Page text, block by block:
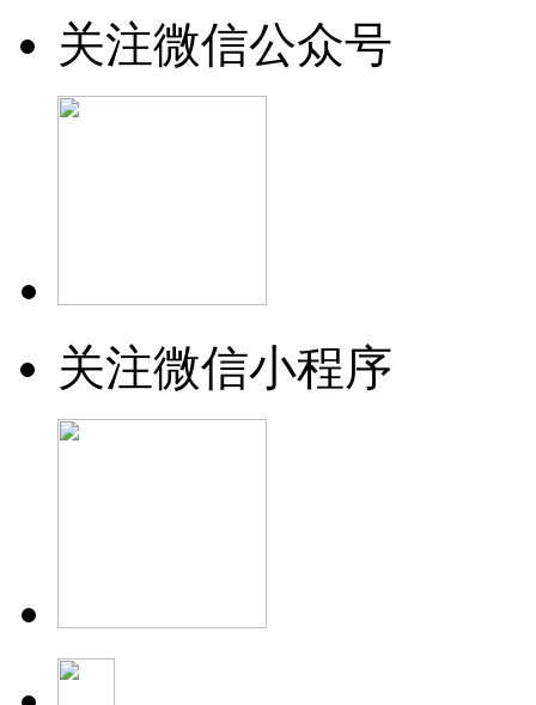
关注微信公众号
关注微信小程序